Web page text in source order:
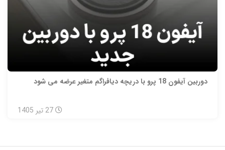
دوربین آیفون 18 پرو با دریچه دیافراگم متغیر عرضه می شود
27 تیر 1405